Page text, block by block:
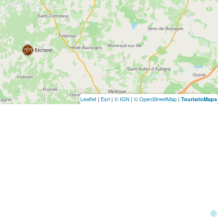
Leaflet | Esri | © IGN | © OpenStreetMap | TouristicMaps